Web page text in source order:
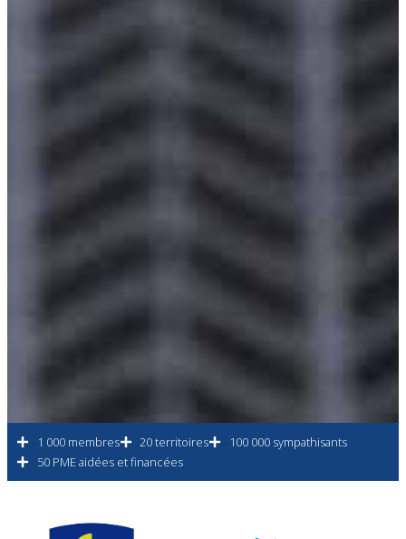
1 000 membres 20 territoires
100 000 sympathisants
50 PME aidées et financées